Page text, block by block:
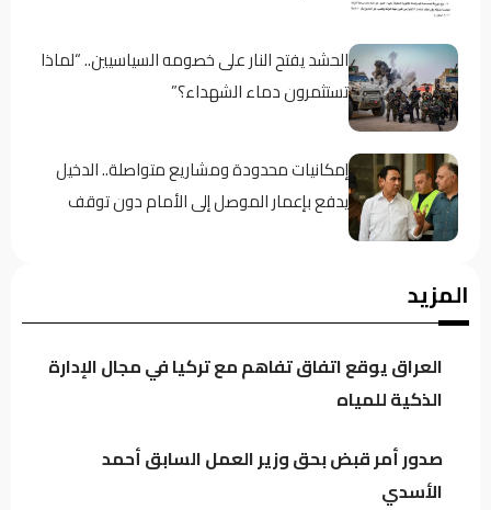
الحشد يفتح النار على خصومه السياسيين.. “لماذا
تستثمرون دماء الشهداء؟”
إمكانيات محدودة ومشاريع متواصلة.. الدخيل
يدفع بإعمار الموصل إلى الأمام دون توقف
تنسيق متصاعد بين بغداد وأربيل.. دعم كردي
المزيد
العراق يوقع اتفاق تفاهم مع تركيا في مجال الإدارة
الذكية للمياه
صدور أمر قبض بحق وزير العمل السابق أحمد
الأسدي